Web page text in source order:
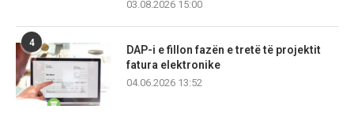
03.08.2026 15:00
4
DAP-i e fillon fazën e tretë të projektit
fatura elektronike
04.06.2026 13:52